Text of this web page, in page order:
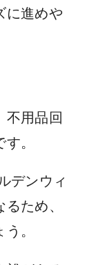
に進めや
不用品回
。
デンウィ
ため、
。